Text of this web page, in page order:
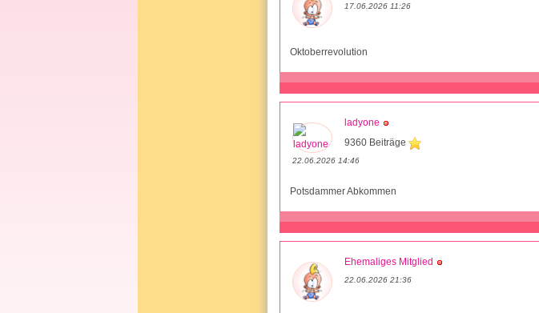
17.06.2026 11:26
Oktoberrevolution
ladyone
9360 Beiträge
22.06.2026 14:46
Potsdammer Abkommen
Ehemaliges Mitglied
22.06.2026 21:36